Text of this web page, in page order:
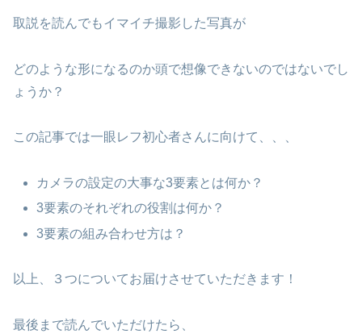
取説を読んでもイマイチ撮影した写真が
どのような形になるのか頭で想像できないのではないでし
ょうか？
この記事では一眼レフ初心者さんに向けて、、、
カメラの設定の大事な3要素とは何か？
3要素のそれぞれの役割は何か？
3要素の組み合わせ方は？
以上、３つについてお届けさせていただきます！
最後まで読んでいただけたら、